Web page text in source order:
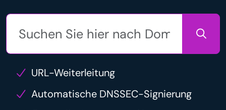
URL-Weiterleitung
Automatische DNSSEC-Signierung